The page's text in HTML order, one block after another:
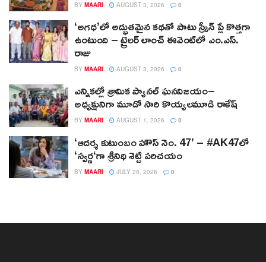
BY MAARI AUGUST 3, 2026 0
‘అగధ’లో అద్భుతమైన కథతో పాటు స్క్రీన్ ప్లే కొత్తగా
ఉంటుంది – ట్రైలర్ లాంచ్ ఈవెంట్‌లో ఎం.ఎస్.
రాజు
BY MAARI AUGUST 3, 2026 0
ఎన్నికల్లో శ్రామిక ప్యానల్‌ ఘనవిజయం–
అధ్యక్షునిగా మూడో సారి కొయ్యలమూడి రాకేష్‌
BY MAARI AUGUST 1, 2026 0
‘ఆదర్శ కుటుంబం హౌస్ నెం. 47’ – #AK47లో
‘స్వర్ణ‘గా శ్రీనిధి శెట్టి పరిచయం
BY MAARI JULY 28, 2026 0